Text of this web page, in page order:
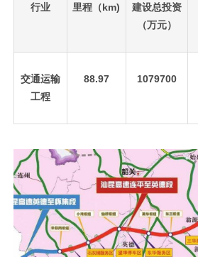
行业 里程（km)
建设总投资
（万元）
交通运输
工程
88.97 1079700
设
置
数
据